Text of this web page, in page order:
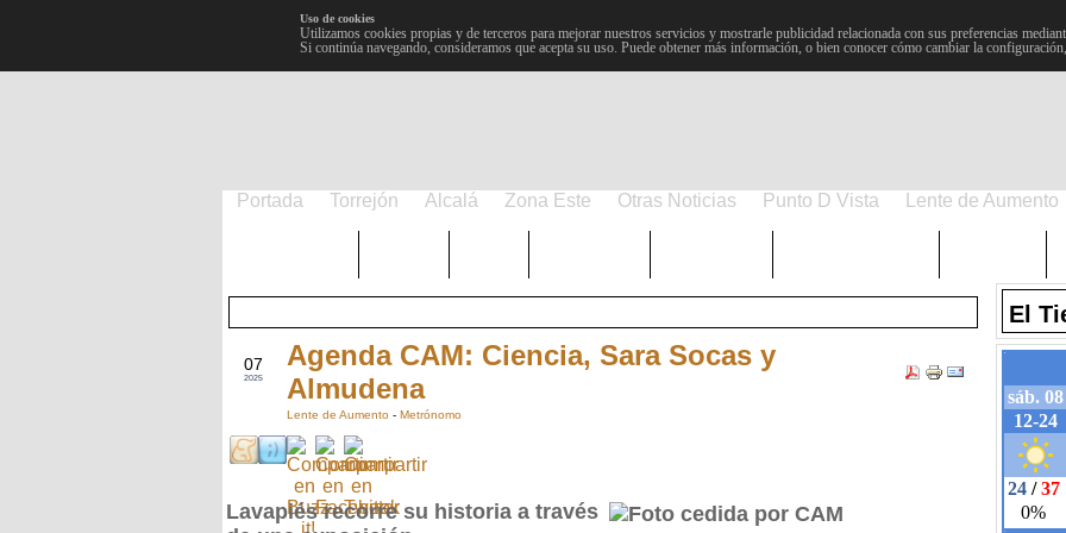
Uso de cookies
Utilizamos cookies propias y de terceros para mejorar nuestros servicios y mostrarle publicidad relacionada con sus preferencias
Si continúa navegando, consideramos que acepta su uso. Puede obtener más información, o bien conocer cómo cambiar la
Portada Torrejón Alcalá Zona Este Otras Noticias Punto D Vista Lente de Aumento
07
2025
Agenda CAM: Ciencia, Sara Socas y
Almudena
Lente de Aumento - Metrónomo
Lavapiés recorre su historia a través
El